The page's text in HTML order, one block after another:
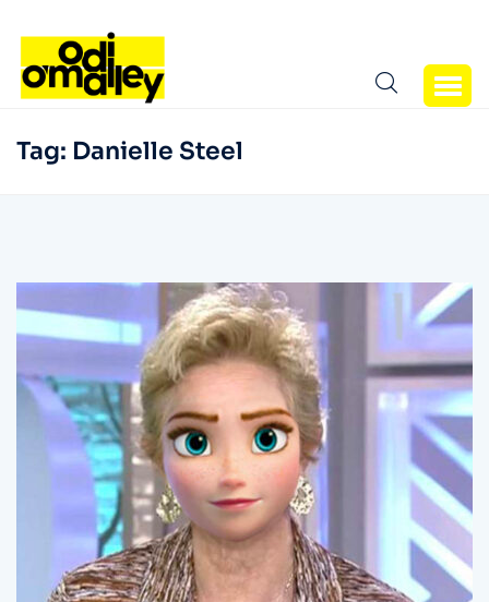
Tag: Danielle Steel